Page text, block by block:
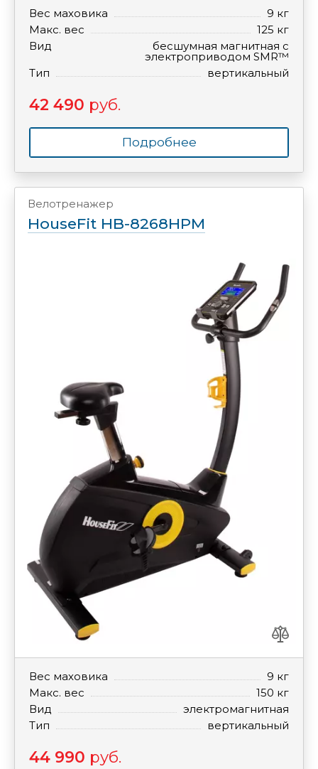
Вес маховика
9 кг
Макс. вес
125 кг
Вид
бесшумная магнитная с
электроприводом SMR™
Тип
вертикальный
42 490 руб.
Подробнее
Велотренажер
HouseFit HB-8268HPM
Вес маховика
9 кг
Макс. вес
150 кг
Вид
электромагнитная
Тип
вертикальный
44 990 руб.